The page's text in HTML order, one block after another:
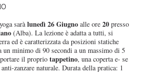
saràlunedì 26 Giugno alle ore20 presso
(Alba). La lezione è adatta a tutti, si
ed è caratterizzata da posizioni statiche
un minimo di 90 secondi a un massimo di 5
il propriotappetino, una coperta e- se
zanzare naturale. Durata della pratica: 1